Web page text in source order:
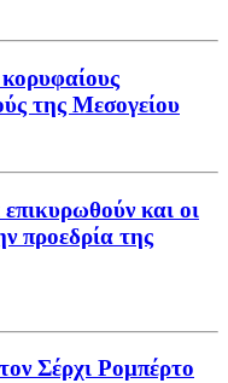
της Μεσογείου
και οι
προεδρία της
Σέρχι Ρομπέρτο